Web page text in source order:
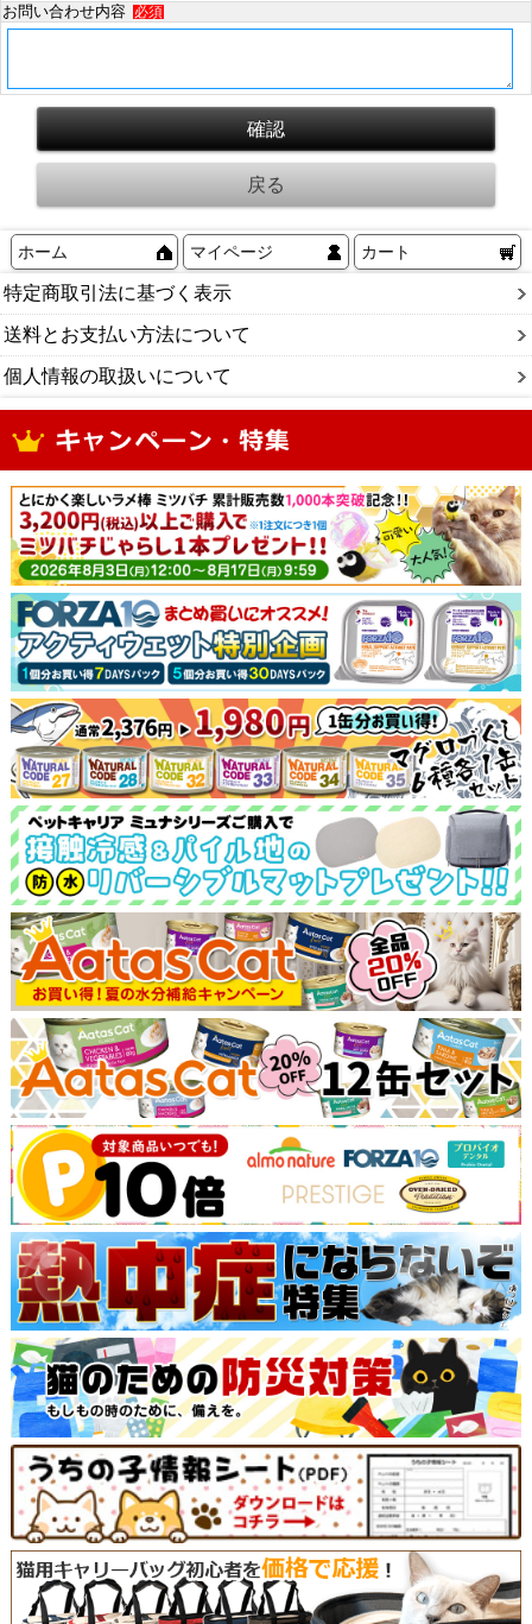
お問い合わせ内容
必須
ホーム マイページ カート
特定商取引法に基づく表示
送料とお支払い方法について
個人情報の取扱いについて